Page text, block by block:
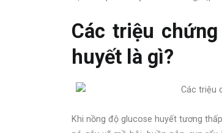
Các triệu
huyết là gì?
Khi nồng độ glucose huyết tương